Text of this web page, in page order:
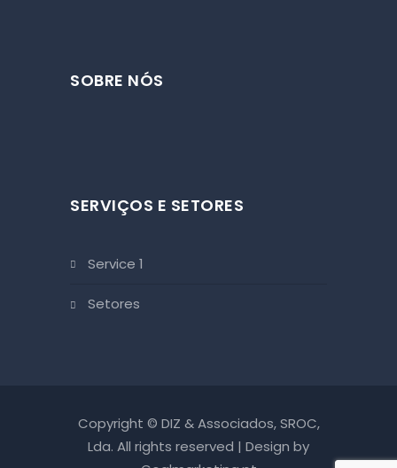
SOBRE NÓS
SERVIÇOS E SETORES
service 1
setores
Copyright © DIZ & Associados, SROC,
Lda. All rights reserved | Design by